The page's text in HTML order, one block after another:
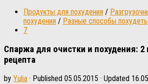
Продукты для похудения /
похудения / Разные способы похудеть
7
Спаржа для очистки и похудения: 2
рецепта
by Yulia · Published 05.05.2015 · Updated